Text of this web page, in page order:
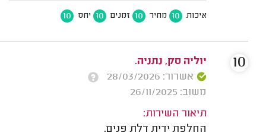
איכות 10 מחיר 10 זמנים 10 יחס 10
יוליה סק, נתניה.
אשרור: 28/03/2026
משוב: 26/11/2025
תיאור השירות:
החלפת ידית דלת פנים.
10